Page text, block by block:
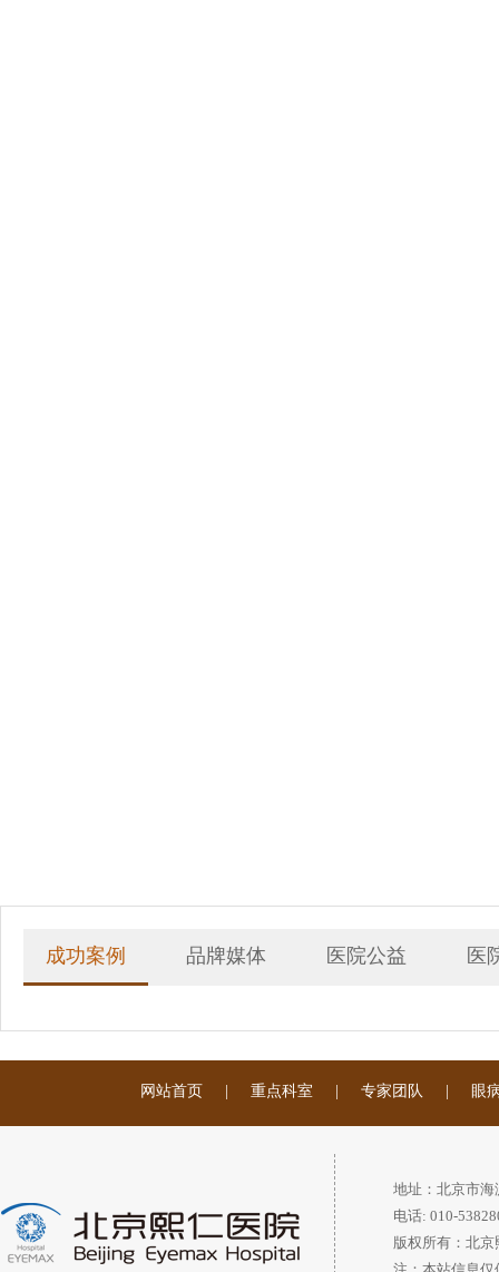
成功案例 品牌媒体 医院公益 医
网站首页 | 重点科室 | 专家团队 | 眼
地址：北京市
电话: 010-
版权所有：北
注：本站信息